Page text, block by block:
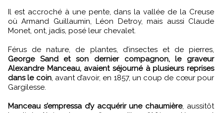
Il est accroché à une pente, dans la vallée de la Creuse
où Armand Guillaumin, Léon Detroy, mais aussi Claude
Monet, ont, jadis, posé leur chevalet.
Férus de nature, de plantes, d’insectes et de pierres,
George Sand et son dernier compagnon, le graveur
Alexandre Manceau, avaient séjourné à plusieurs reprises
dans le coin, avant d’avoir, en 1857, un coup de cœur pour
Gargilesse.
Manceau s’empressa d’y acquérir une chaumière, aussitôt